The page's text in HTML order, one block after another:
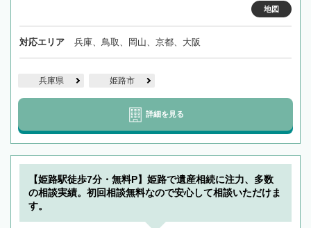
地図
対応エリア 兵庫、鳥取、岡山、京都、大阪
兵庫県 姫路市
詳細を見る
【姫路駅徒歩7分・無料P】姫路で遺産相続に注力、多数
の相談実績。初回相談無料なので安心して相談いただけま
す。